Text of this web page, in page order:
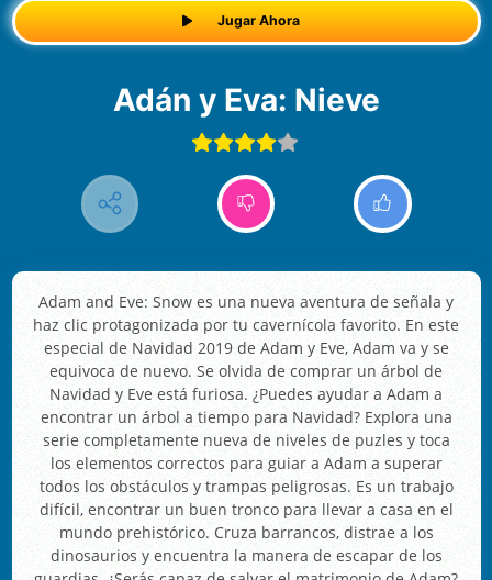
Jugar Ahora
Adán y Eva: Nieve
Adam and Eve: Snow es una nueva aventura de señala y
haz clic protagonizada por tu cavernícola favorito. En este
especial de Navidad 2019 de Adam y Eve, Adam va y se
equivoca de nuevo. Se olvida de comprar un árbol de
Navidad y Eve está furiosa. ¿Puedes ayudar a Adam a
encontrar un árbol a tiempo para Navidad? Explora una
serie completamente nueva de niveles de puzles y toca
los elementos correctos para guiar a Adam a superar
todos los obstáculos y trampas peligrosas. Es un trabajo
difícil, encontrar un buen tronco para llevar a casa en el
mundo prehistórico. Cruza barrancos, distrae a los
dinosaurios y encuentra la manera de escapar de los